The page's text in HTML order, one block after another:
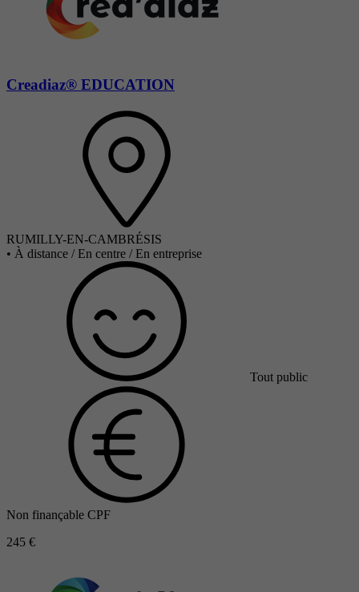
Creadiaz® EDUCATION
RUMILLY-EN-CAMBRÉSIS
• À distance / En centre / En entreprise
Tout public
Non finançable CPF
245 €